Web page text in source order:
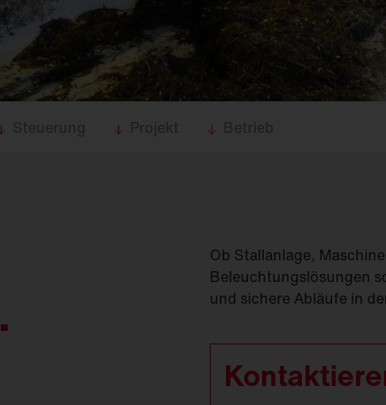
und
Ausleger
Aussenleuchten
(GModG)
Europäische Gebäuderichtlinie
EPBD
Steuerung Projekt Betrieb
Ob Stallanlage,
Beleuchtungslösungen
und sichere Abläufe in